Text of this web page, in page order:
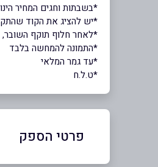
*בשבתות וחגים המחיר
*יש להציג את הקוד
*לאחר חלוף תוקף השובר,
*התמונה להמחשה בלבד
*עד גמר המלאי
*ט.ל.ח
פרטי הספק